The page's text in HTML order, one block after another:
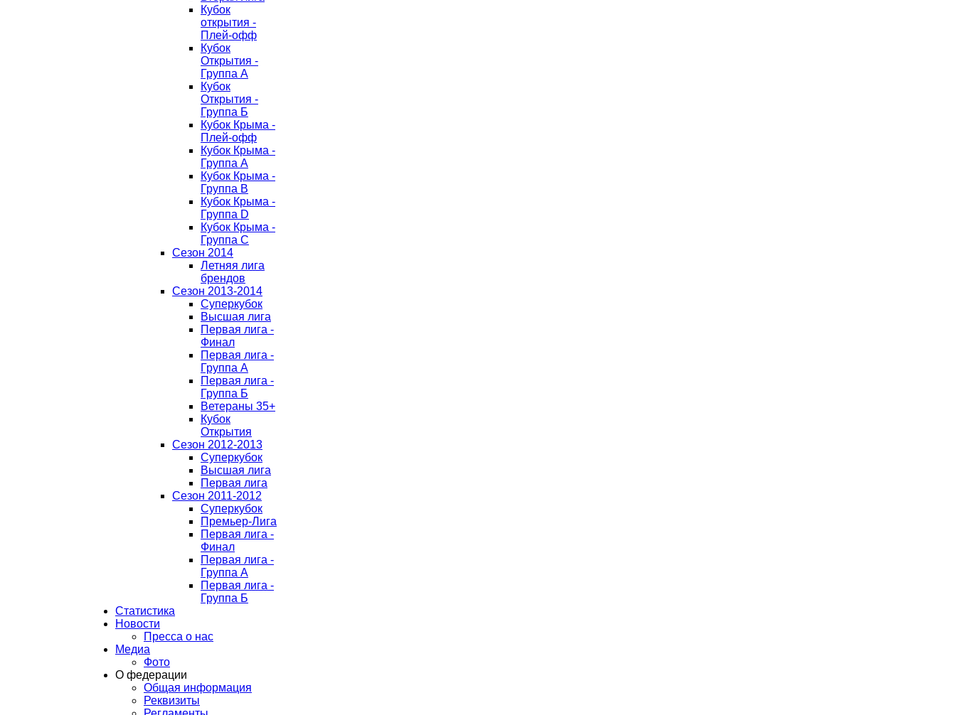
Кубок
открытия -
Плей-офф
Кубок
Открытия -
Группа А
Кубок
Открытия -
Группа Б
Кубок Крыма -
Плей-офф
Кубок Крыма -
Группа A
Кубок Крыма -
Группа B
Кубок Крыма -
Группа D
Кубок Крыма -
Группа C
Сезон 2014
Летняя лига
брендов
Сезон 2013-2014
Суперкубок
Высшая лига
Первая лига -
Финал
Первая лига -
Группа А
Первая лига -
Группа Б
Ветераны 35+
Кубок
Открытия
Сезон 2012-2013
Суперкубок
Высшая лига
Первая лига
Сезон 2011-2012
Суперкубок
Премьер-Лига
Первая лига -
Финал
Первая лига -
Группа А
Первая лига -
Группа Б
Статистика
Новости
Пресса о нас
Медиа
Фото
О федерации
Общая информация
Реквизиты